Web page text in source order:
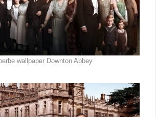
wallpaper Downton Abbey